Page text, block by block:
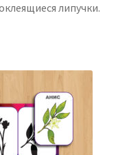
липучки.